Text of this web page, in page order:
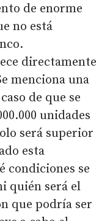
de enorme
no está
directamente
menciona una
de que se
unidades
será superior
esta
condiciones se
quién será el
que podría ser